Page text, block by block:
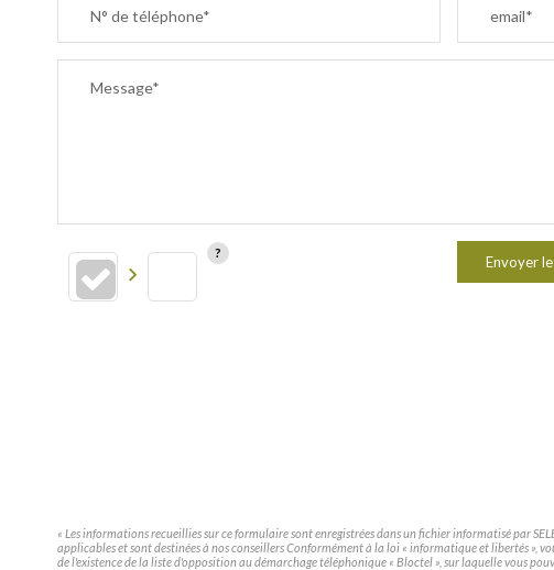
N° de téléphone* email*
Message*
Envoyer
« Les informations recueillies sur ce formulaire sont enregistrées dans un fichier informatisé par
applicables et sont destinées à nos conseillers Conformément à la loi « informatique et libertés »,
de l'existence de la liste d'opposition au démarchage téléphonique « Bloctel », sur laquelle vous